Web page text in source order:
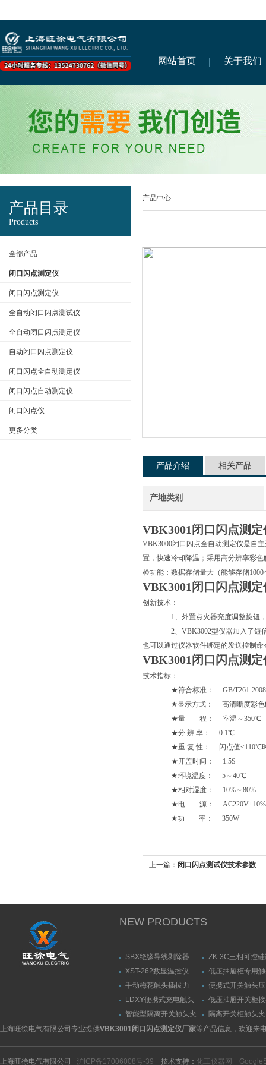
网站首页 关于我们
产品目录
Products
全部产品
闭口闪点测定仪
闭口闪点测定仪
全自动闭口闪点测试仪
全自动闭口闪点测定仪
自动闭口闪点测定仪
闭口闪点全自动测定仪
闭口闪点自动测定仪
闭口闪点仪
更多分类
产品中心
产品介绍 相关产品
产地类别
VBK3001闭口闪点测定
VBK3000闭口闪点全自动测定仪是自
置，快速冷却降温；采用高分辨率彩
检功能；数据存储量大（能够存储
VBK3001闭口闪点测定
创新技术：
1、外置点火器亮度调整旋钮，解
2、VBK3002型仪器加入了短信收
也可以通过仪器软件绑定的发送控制
VBK3001闭口闪点测定
技术指标：
★符合标准： GB/T261-2008
★显示方式： 高清晰度彩色
★量 程： 室温～350℃
★分 辨 率： 0.1℃
★重 复 性： 闪点值≤110℃时
★开盖时间： 1.5S
★环境温度： 5～40℃
★相对湿度： 10%～80%
★电 源： AC220V±10%
★功 率： 350W
上一篇： 闭口闪点测试仪技术参数
NEW PRODUCTS
SBX绝缘导线剥除器
ZK-3C三相可控
触发器
XST-262数显温控仪
低压抽屉柜专用
力测量仪套装
手动梅花触头插拔力
（推拉力）测量仪
便携式开关触头
（夹紧力）测量仪
LDXY便携式充电触头
（指）夹紧力测量仪
低压抽屉开关柜
触头（夹紧力）
智能型隔离开关触头夹
紧力测试仪
隔离开关柜触头
测试仪/精度传感
上海旺徐电气有限公司专业提供VBK3001闭口闪点测定仪厂家等产品信息，欢迎来
上海旺徐电气有限公司 沪ICP备17006008号-39 技术支持： 化工仪器网